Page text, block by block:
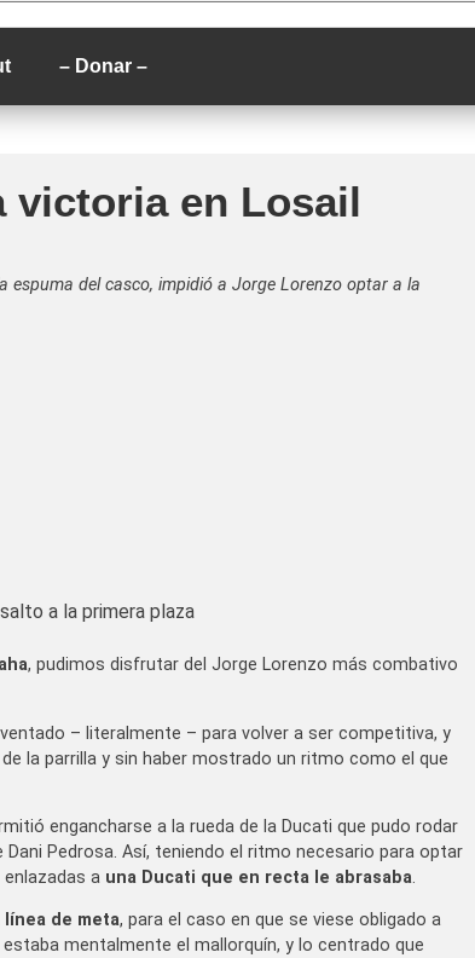
– Donar –
victoria en Losail
espuma del casco, impidió a Jorge Lorenzo optar a la
a la primera plaza
, pudimos disfrutar del Jorge Lorenzo más combativo
– literalmente – para volver a ser competitiva, y
la parrilla y sin haber mostrado un ritmo como el que
engancharse a la rueda de la Ducati que pudo rodar
Pedrosa. Así, teniendo el ritmo necesario para optar
a una Ducati que en recta le abrasaba.
línea de meta, para el caso en que se viese obligado a
mentalmente el mallorquín, y lo centrado que